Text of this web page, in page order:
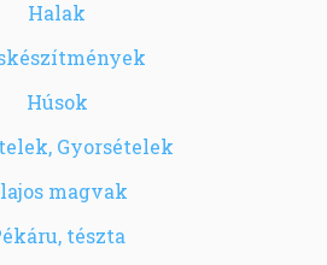
Halak
Húsok
Gyorsételek
magvak
tészta